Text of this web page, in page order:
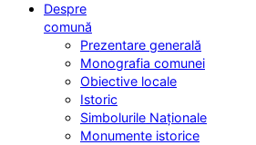
Despre
comună
Prezentare generală
Monografia comunei
Obiective locale
Istoric
Simbolurile Naționale
Monumente istorice